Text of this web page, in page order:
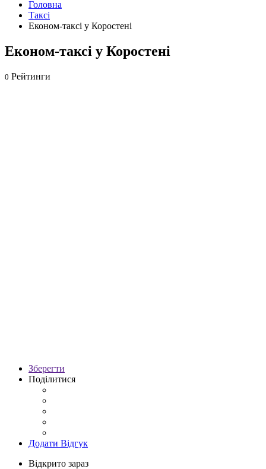
Головна
Таксі
Економ-таксі у Коростені
Економ-таксі у Коростені
0 Рейтинги
Зберегти
Поділитися
Додати Відгук
Відкрито зараз